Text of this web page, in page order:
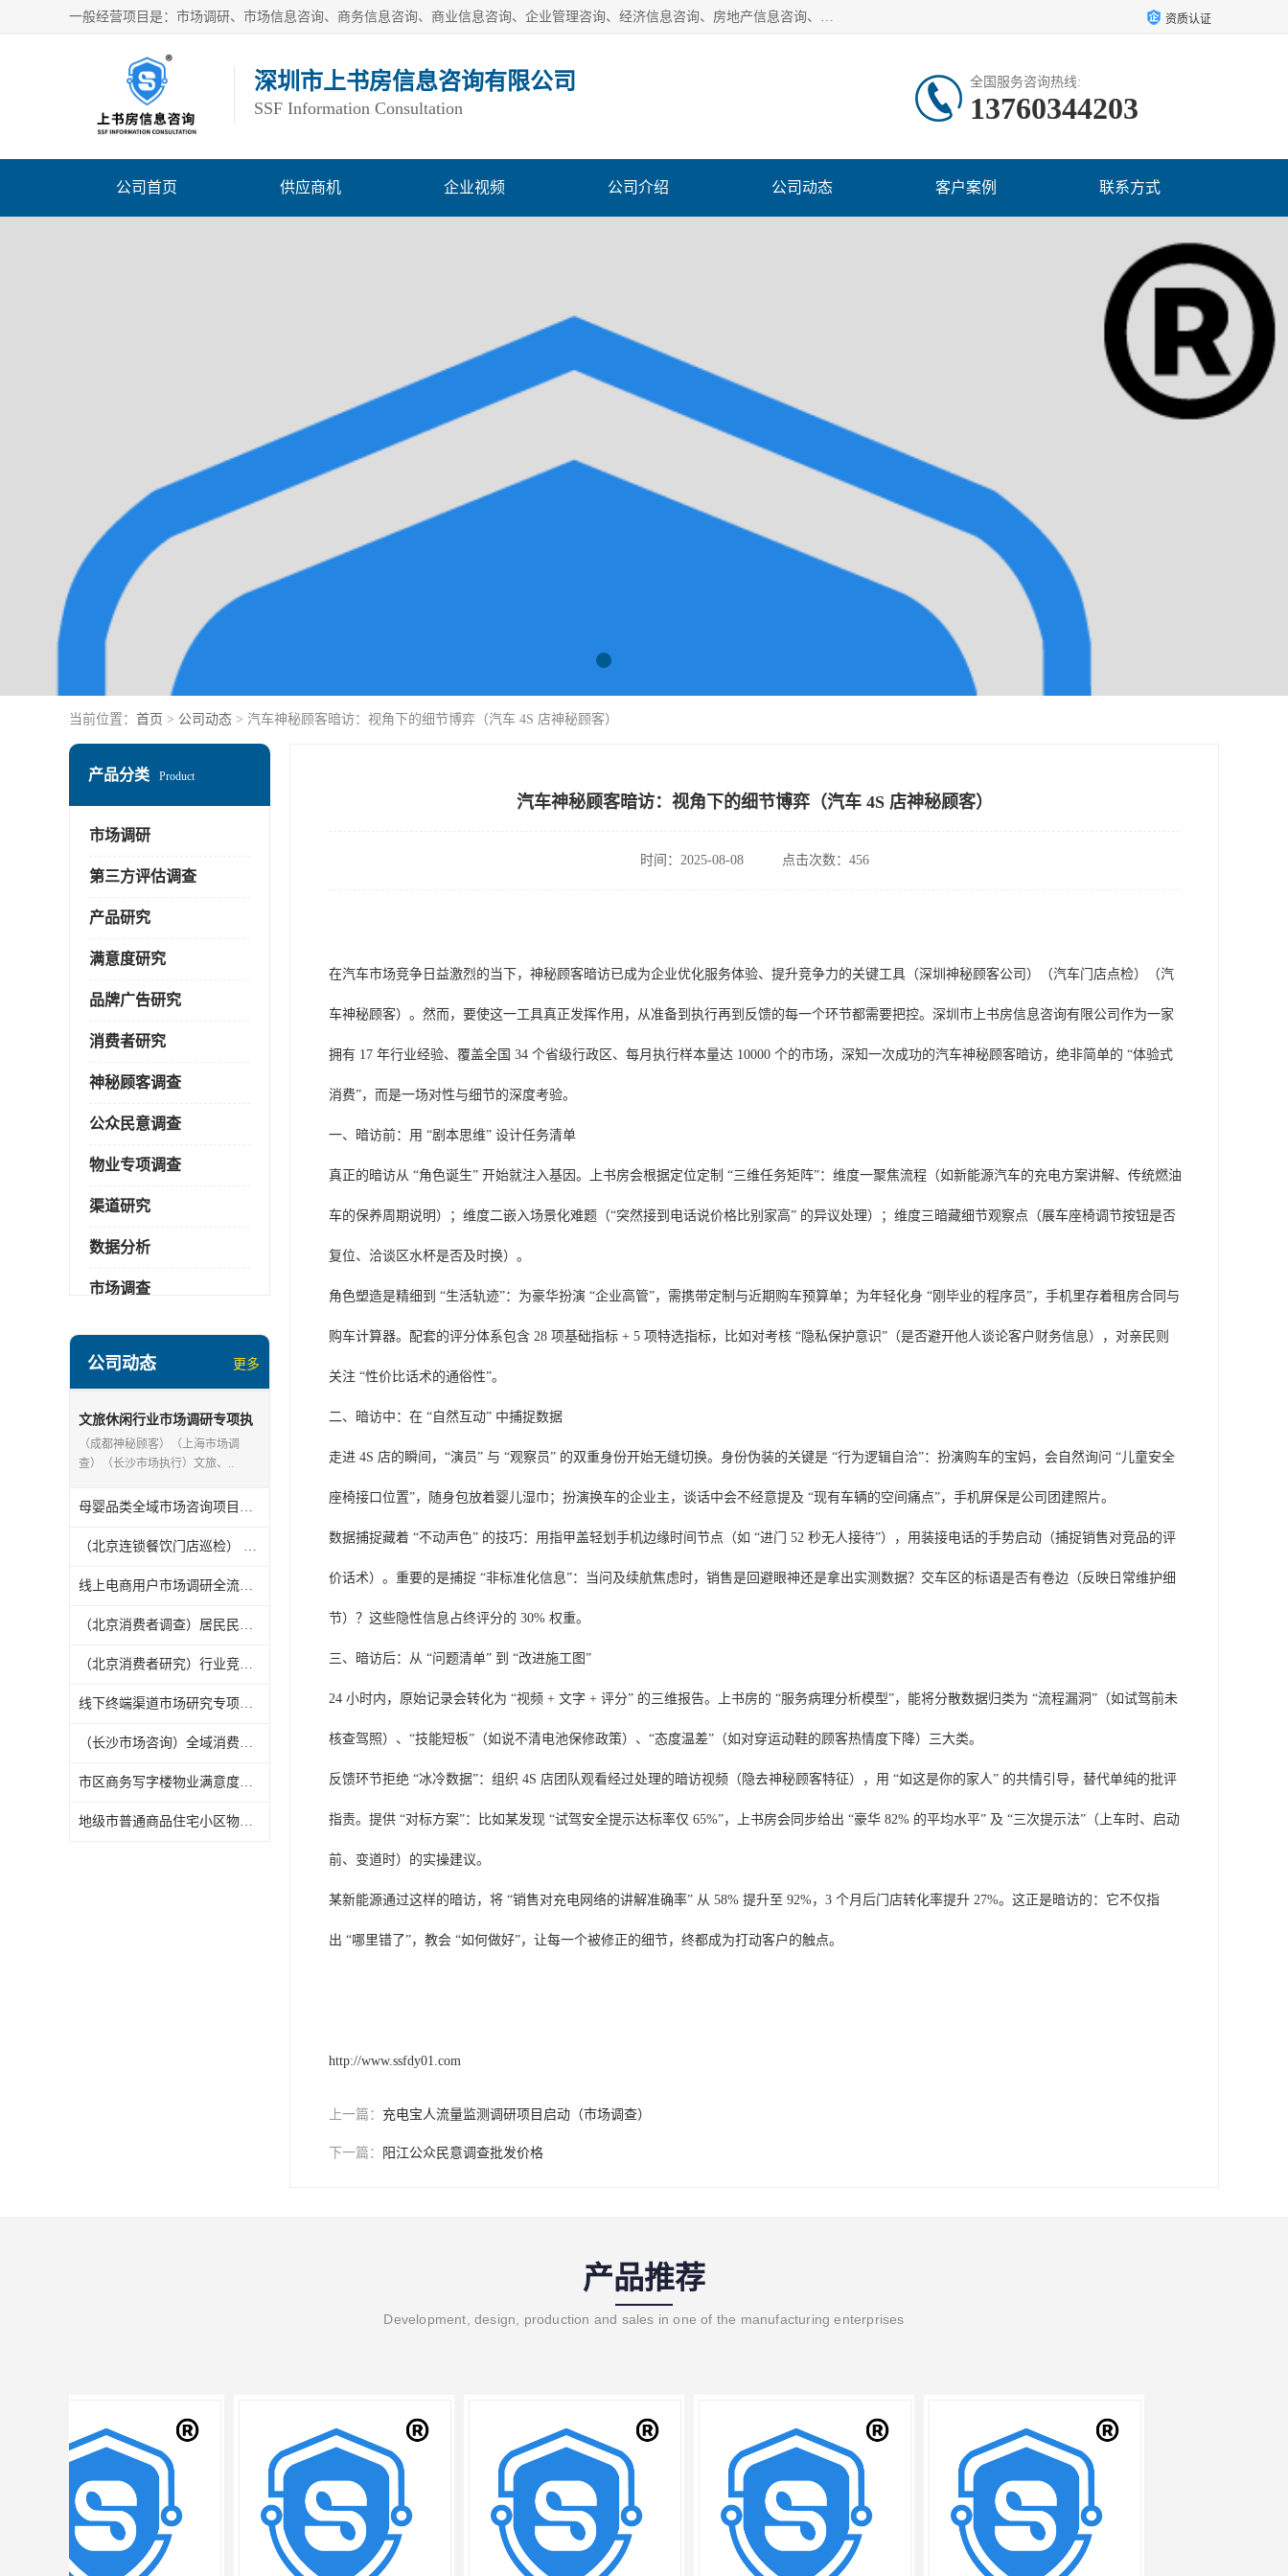
一般经营项目是：市场调研、市场信息咨询、商务信息咨询、商业信息咨询、企业管理咨询、经济信息咨询、房地产信息咨询、投资信息咨询、财务管理咨询、市场调查、数据分析；城市管理信息采集及监测服务；消费行为调查、三方评估调查、客户满意度调查、统计调查、统计分析、统计研究；统计信息咨询、统计培训；生态文明研究；接受合法委托提供企业统计业务及其相关的统计信息咨询；立足中国，洞察全球、独立第三方调研 资质认证
深圳市上书房信息咨询有限公司
SSF Information Consultation
全国服务咨询热线:
13760344203
公司首页 供应商机 企业视频 公司介绍 公司动态 客户案例 联系方式
当前位置： 首页 > 公司动态 > 汽车神秘顾客暗访：视角下的细节博弈（汽车 4S 店神秘顾客）
产品分类 Product
市场调研
第三方评估调查
产品研究
满意度研究
品牌广告研究
消费者研究
神秘顾客调查
公众民意调查
物业专项调查
渠道研究
数据分析
市场调查
公司动态 更多
文旅休闲行业市场调研专项执
行纪实（北京连锁餐饮门店巡
检）
（成都神秘顾客）（上海市场调
查）（长沙市场执行）文旅、..
母婴品类全域市场咨询项目纪实（北京消费者调查）
（北京连锁餐饮门店巡检） 线下餐饮业态市场研究专项执行纪实
线上电商用户市场调研全流程纪实（北京消费者调查）
（北京消费者调查）居民民生消费市场咨询项目执行纪实
（北京消费者研究）行业竞品对标市场调研专项纪实
线下终端渠道市场研究专项执行纪实（长沙市场咨询）
（长沙市场咨询）全域消费品市场调研项目全流程纪实
市区商务写字楼物业满意度专项调研（长沙满意度调查）
地级市普通商品住宅小区物业满意度专项调研（长沙满意度调查）
汽车神秘顾客暗访：视角下的细节博弈（汽车 4S 店神秘顾客）
时间：2025-08-08 点击次数：456
在汽车市场竞争日益激烈的当下，神秘顾客暗访已成为企业优化服务体验、提升竞争力的关键工具（深圳神秘顾客公司）（汽车门店点检）（汽
车神秘顾客）。然而，要使这一工具真正发挥作用，从准备到执行再到反馈的每一个环节都需要把控。深圳市上书房信息咨询有限公司作为一家
拥有 17 年行业经验、覆盖全国 34 个省级行政区、每月执行样本量达 10000 个的市场，深知一次成功的汽车神秘顾客暗访，绝非简单的 “体验式
消费”，而是一场对性与细节的深度考验。
一、暗访前：用 “剧本思维” 设计任务清单
真正的暗访从 “角色诞生” 开始就注入基因。上书房会根据定位定制 “三维任务矩阵”：维度一聚焦流程（如新能源汽车的充电方案讲解、传统燃油
车的保养周期说明）；维度二嵌入场景化难题（“突然接到电话说价格比别家高” 的异议处理）；维度三暗藏细节观察点（展车座椅调节按钮是否
复位、洽谈区水杯是否及时换）。
角色塑造是精细到 “生活轨迹”：为豪华扮演 “企业高管”，需携带定制与近期购车预算单；为年轻化身 “刚毕业的程序员”，手机里存着租房合同与
购车计算器。配套的评分体系包含 28 项基础指标 + 5 项特选指标，比如对考核 “隐私保护意识”（是否避开他人谈论客户财务信息），对亲民则
关注 “性价比话术的通俗性”。
二、暗访中：在 “自然互动” 中捕捉数据
走进 4S 店的瞬间，“演员” 与 “观察员” 的双重身份开始无缝切换。身份伪装的关键是 “行为逻辑自洽”：扮演购车的宝妈，会自然询问 “儿童安全
座椅接口位置”，随身包放着婴儿湿巾；扮演换车的企业主，谈话中会不经意提及 “现有车辆的空间痛点”，手机屏保是公司团建照片。
数据捕捉藏着 “不动声色” 的技巧：用指甲盖轻划手机边缘时间节点（如 “进门 52 秒无人接待”），用装接电话的手势启动（捕捉销售对竞品的评
价话术）。重要的是捕捉 “非标准化信息”：当问及续航焦虑时，销售是回避眼神还是拿出实测数据？交车区的标语是否有卷边（反映日常维护细
节）？这些隐性信息占终评分的 30% 权重。
三、暗访后：从 “问题清单” 到 “改进施工图”
24 小时内，原始记录会转化为 “视频 + 文字 + 评分” 的三维报告。上书房的 “服务病理分析模型”，能将分散数据归类为 “流程漏洞”（如试驾前未
核查驾照）、“技能短板”（如说不清电池保修政策）、“态度温差”（如对穿运动鞋的顾客热情度下降）三大类。
反馈环节拒绝 “冰冷数据”：组织 4S 店团队观看经过处理的暗访视频（隐去神秘顾客特征），用 “如这是你的家人” 的共情引导，替代单纯的批评
指责。提供 “对标方案”：比如某发现 “试驾安全提示达标率仅 65%”，上书房会同步给出 “豪华 82% 的平均水平” 及 “三次提示法”（上车时、启动
前、变道时）的实操建议。
某新能源通过这样的暗访，将 “销售对充电网络的讲解准确率” 从 58% 提升至 92%，3 个月后门店转化率提升 27%。这正是暗访的：它不仅指
出 “哪里错了”，教会 “如何做好”，让每一个被修正的细节，终都成为打动客户的触点。
http://www.ssfdy01.com
上一篇： 充电宝人流量监测调研项目启动（市场调查）
下一篇： 阳江公众民意调查批发价格
产品推荐
Development, design, production and sales in one of the manufacturing enterprises